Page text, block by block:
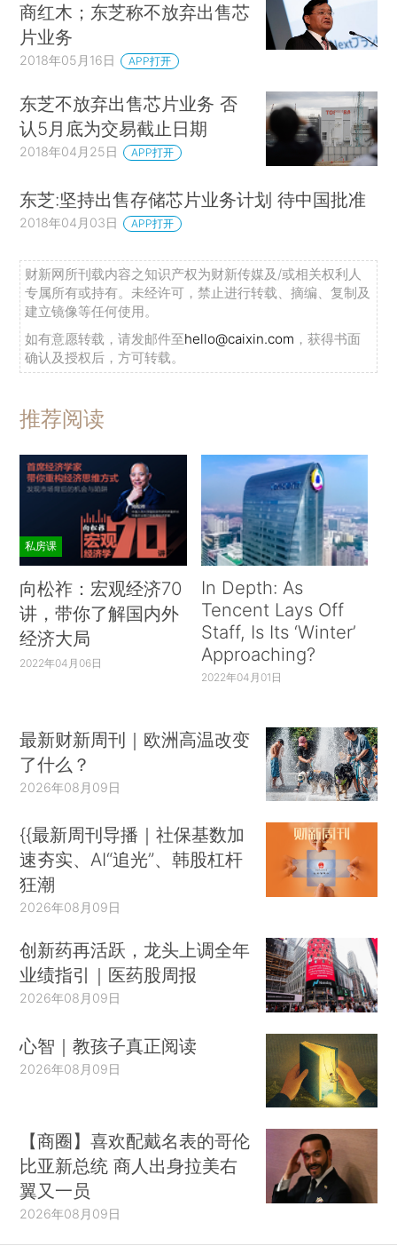
商红木；东芝称不放弃出售芯
片业务
2018年05月16日 APP打开
东芝不放弃出售芯片业务 否
认5月底为交易截止日期
2018年04月25日 APP打开
东芝:坚持出售存储芯片业务计划 待中国批准
2018年04月03日 APP打开
财新网所刊载内容之知识产权为财新传媒及/或相关权利人
专属所有或持有。未经许可，禁止进行转载、摘编、复制及
建立镜像等任何使用。
如有意愿转载，请发邮件至hello@caixin.com ，获得书面
确认及授权后，方可转载。
推荐阅读
私房课
向松祚：宏观经济70
讲，带你了解国内外
经济大局
2022年04月06日
In Depth: As
Tencent Lays Off
Staff, Is Its ‘Winter’
Approaching?
2022年04月01日
最新财新周刊｜欧洲高温改变
了什么？
2026年08月09日
{{最新周刊导播｜社保基数加
速夯实、AI“追光”、韩股杠杆
狂潮
2026年08月09日
创新药再活跃，龙头上调全年
业绩指引｜医药股周报
2026年08月09日
心智｜教孩子真正阅读
2026年08月09日
【商圈】喜欢配戴名表的哥伦
比亚新总统 商人出身拉美右
翼又一员
2026年08月09日